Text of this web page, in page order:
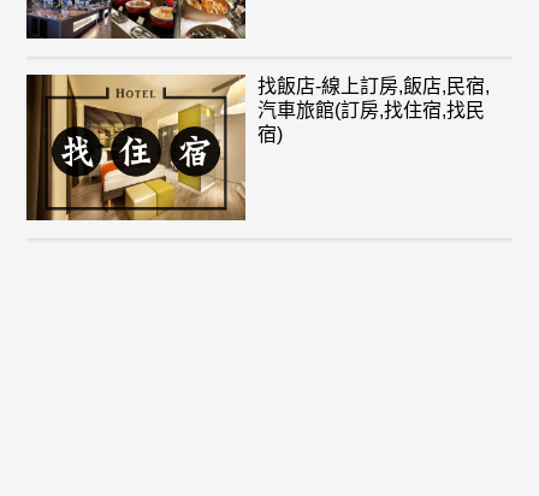
找飯店-線上訂房,飯店,民宿,
汽車旅館(訂房,找住宿,找民
宿)